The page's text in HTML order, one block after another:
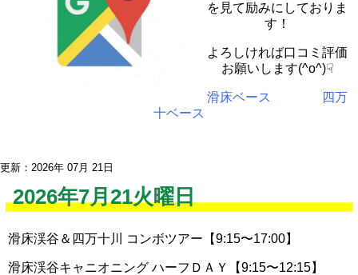
を見て励みにしておりま
す！
よろしければ口コミ評価
お願いします(^o^)☟
滑床ベース
四万
十ベース
更新：2026年 07月 21日
2026年7月21火曜日
滑床渓谷＆四万十川 コンボツアー【9:15〜17:00】
滑床渓谷キャニオニング ハーフＤＡＹ【9:15〜12:15】